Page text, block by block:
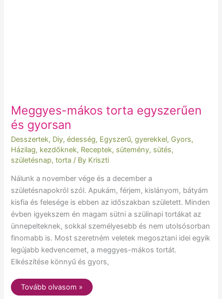
Meggyes-mákos torta egyszerűen
és gyorsan
Desszertek, Diy,édesség, Egyszerű,gyerekkel, Gyors,
Házilag, kezdőknek, Receptek, sütemény, sütés,
születésnap,torta / By Kriszti
Nálunk a november vége és a december a
születésnapokról szól. Apukám, férjem, kislányom, bátyám
kisfia és felesége is ebben az időszakban született. Minden
évben igyekszem én magam sütni a szülinapi tortákat az
ünnepelteknek, sokkal személyesebb és nem utolsósorban
finomabb is. Most szeretném veletek megosztani idei egyik
legújabb kedvencemet, a meggyes-mákos tortát.
Elkészítése könnyű és gyors,
Tovább olvasom »